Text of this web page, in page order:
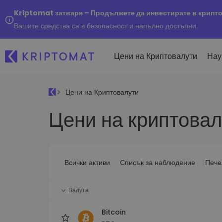
Kriptomat затваря – Продължете да инвестирате в
Вашите средства са в безопасност и напълно достъпни.
Цени на Криптовалути
Всички цени
Над 300+ криптовалути
инвестиране
Купуване и
криптовалута
Над 1 000 опции за
Цени на Криптовалути
Цени на
Всички активи Списък за наблюдение
Валута
Bitcoin